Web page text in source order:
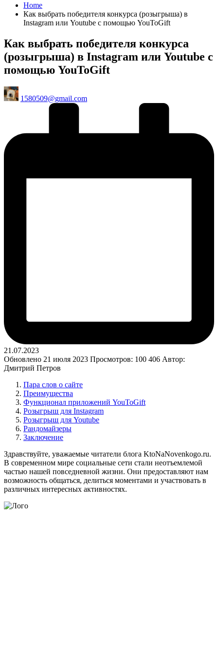
Home
Как выбрать победителя конкурса (розыгрыша) в
Instagram или Youtube с помощью YouToGift
Как выбрать победителя конкурса
(розыгрыша) в Instagram или Youtube с
помощью YouToGift
Posted
by
1580509@gmail.com
21.07.2023
Обновлено 21 июля 2023 Просмотров: 100 406 Автор:
Дмитрий Петров
Пара слов о сайте
Преимущества
Функционал приложений YouToGift
Розыгрыш для Instagram
Розыгрыш для Youtube
Рандомайзеры
Заключение
Здравствуйте, уважаемые читатели блога KtoNaNovenkogo.ru.
В современном мире социальные сети стали неотъемлемой
частью нашей повседневной жизни. Они предоставляют нам
возможность общаться, делиться моментами и участвовать в
различных интересных активностях.